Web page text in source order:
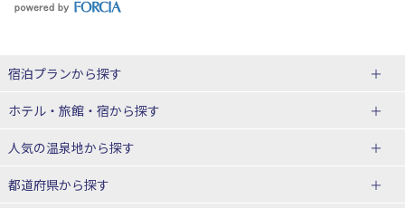
宿泊プランから探す
北海道
東北
青森県
ホテル・旅館・宿から探す
北海道ホテル・旅館
人気の温泉地から探す
北海道
都道府県から探す